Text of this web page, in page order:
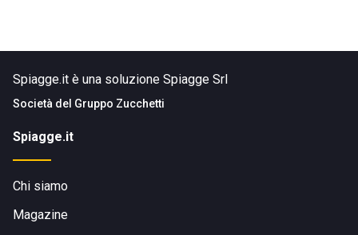
Spiagge.it è una soluzione Spiagge Srl
Società del Gruppo Zucchetti
Spiagge.it
Chi siamo
Magazine